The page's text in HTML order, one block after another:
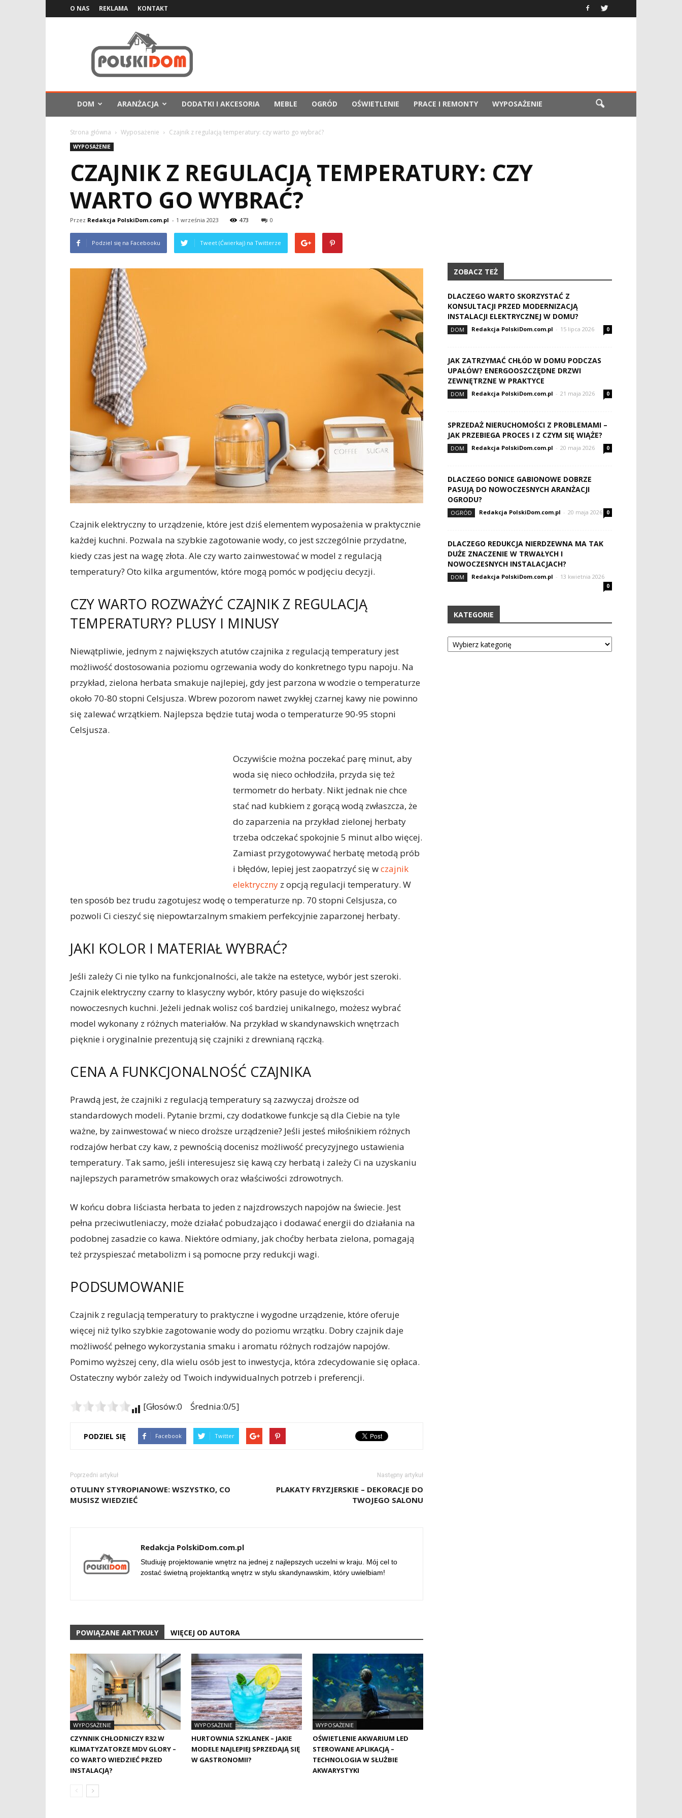
O NAS REKLAMA KONTAKT
DOM ARANŻACJA DODATKI I AKCESORIA MEBLE OGRÓD OŚWIETLENIE PRACE I REMONTY WYPOSAŻENIE
Strona główna Wyposażenie Czajnik z regulacją temperatury: czy warto go wybrać?
WYPOSAŻENIE
CZAJNIK Z REGULACJĄ TEMPERATURY: CZY
WARTO GO WYBRAĆ?
Przez Redakcja PolskiDom.com.pl - 1 września 2023 473 0
Podziel się na Facebooku Tweet (Ćwierkaj) na Twitterze
Czajnik elektryczny to urządzenie, które jest dziś elementem wyposażenia w praktycznie
każdej kuchni. Pozwala na szybkie zagotowanie wody, co jest szczególnie przydatne,
kiedy czas jest na wagę złota. Ale czy warto zainwestować w model z regulacją
temperatury? Oto kilka argumentów, które mogą pomóc w podjęciu decyzji.
CZY WARTO ROZWAŻYĆ CZAJNIK Z REGULACJĄ
TEMPERATURY? PLUSY I MINUSY
Niewątpliwie, jednym z największych atutów czajnika z regulacją temperatury jest
możliwość dostosowania poziomu ogrzewania wody do konkretnego typu napoju. Na
przykład, zielona herbata smakuje najlepiej, gdy jest parzona w wodzie o temperaturze
około 70-80 stopni Celsjusza. Wbrew pozorom nawet zwykłej czarnej kawy nie powinno
się zalewać wrzątkiem. Najlepsza będzie tutaj woda o temperaturze 90-95 stopni
Celsjusza.
Oczywiście można poczekać parę minut, aby
woda się nieco ochłodziła, przyda się też
termometr do herbaty. Nikt jednak nie chce
stać nad kubkiem z gorącą wodą zwłaszcza, że
do zaparzenia na przykład zielonej herbaty
trzeba odczekać spokojnie 5 minut albo więcej.
Zamiast przygotowywać herbatę metodą prób
i błędów, lepiej jest zaopatrzyć się wczajnik
elektryczny z opcją regulacji temperatury. W
ten sposób bez trudu zagotujesz wodę o temperaturze np. 70 stopni Celsjusza, co
pozwoli Ci cieszyć się niepowtarzalnym smakiem perfekcyjnie zaparzonej herbaty.
JAKI KOLOR I MATERIAŁ WYBRAĆ?
Jeśli zależy Ci nie tylko na funkcjonalności, ale także na estetyce, wybór jest szeroki.
Czajnik elektryczny czarny to klasyczny wybór, który pasuje do większości
nowoczesnych kuchni. Jeżeli jednak wolisz coś bardziej unikalnego, możesz wybrać
model wykonany z różnych materiałów. Na przykład w skandynawskich wnętrzach
pięknie i oryginalnie prezentują się czajniki z drewnianą rączką.
CENA A FUNKCJONALNOŚĆ CZAJNIKA
Prawdą jest, że czajniki z regulacją temperatury są zazwyczaj droższe od
standardowych modeli. Pytanie brzmi, czy dodatkowe funkcje są dla Ciebie na tyle
ważne, by zainwestować w nieco droższe urządzenie? Jeśli jesteś miłośnikiem różnych
rodzajów herbat czy kaw, z pewnością docenisz możliwość precyzyjnego ustawienia
temperatury. Tak samo, jeśli interesujesz się kawą czy herbatą i zależy Ci na uzyskaniu
najlepszych parametrów smakowych oraz właściwości zdrowotnych.
W końcu dobra liściasta herbata to jeden z najzdrowszych napojów na świecie. Jest
pełna przeciwutleniaczy, może działać pobudzająco i dodawać energii do działania na
podobnej zasadzie co kawa. Niektóre odmiany, jak choćby herbata zielona, pomagają
też przyspieszać metabolizm i są pomocne przy redukcji wagi.
PODSUMOWANIE
Czajnik z regulacją temperatury to praktyczne i wygodne urządzenie, które oferuje
więcej niż tylko szybkie zagotowanie wody do poziomu wrzątku. Dobry czajnik daje
możliwość pełnego wykorzystania smaku i aromatu różnych rodzajów napojów.
Pomimo wyższej ceny, dla wielu osób jest to inwestycja, która zdecydowanie się opłaca.
Ostateczny wybór zależy od Twoich indywidualnych potrzeb i preferencji.
[Głosów:0 Średnia:0/5]
PODZIEL SIĘ Facebook Twitter
Poprzedni artykuł
OTULINY STYROPIANOWE: WSZYSTKO, CO
MUSISZ WIEDZIEĆ
Następny artykuł
PLAKATY FRYZJERSKIE – DEKORACJE DO
TWOJEGO SALONU
Redakcja PolskiDom.com.pl
Studiuję projektowanie wnętrz na jednej z najlepszych uczelni w kraju. Mój cel to
zostać świetną projektantką wnętrz w stylu skandynawskim, który uwielbiam!
POWIĄZANE ARTYKUŁY WIĘCEJ OD AUTORA
WYPOSAŻENIE
CZYNNIK CHŁODNICZY R32 W
KLIMATYZATORZE MDV GLORY –
CO WARTO WIEDZIEĆ PRZED
INSTALACJĄ?
WYPOSAŻENIE
HURTOWNIA SZKLANEK – JAKIE
MODELE NAJLEPIEJ SPRZEDAJĄ SIĘ
W GASTRONOMII?
WYPOSAŻENIE
OŚWIETLENIE AKWARIUM LED
STEROWANE APLIKACJĄ –
TECHNOLOGIA W SŁUŻBIE
AKWARYSTYKI
ZOBACZ TEŻ
DLACZEGO WARTO SKORZYSTAĆ Z
KONSULTACJI PRZED MODERNIZACJĄ
INSTALACJI ELEKTRYCZNEJ W DOMU?
DOM Redakcja PolskiDom.com.pl - 15 lipca 2026 0
JAK ZATRZYMAĆ CHŁÓD W DOMU PODCZAS
UPAŁÓW? ENERGOOSZCZĘDNE DRZWI
ZEWNĘTRZNE W PRAKTYCE
DOM Redakcja PolskiDom.com.pl - 21 maja 2026 0
SPRZEDAŻ NIERUCHOMOŚCI Z PROBLEMAMI –
JAK PRZEBIEGA PROCES I Z CZYM SIĘ WIĄŻE?
DOM Redakcja PolskiDom.com.pl - 20 maja 2026 0
DLACZEGO DONICE GABIONOWE DOBRZE
PASUJĄ DO NOWOCZESNYCH ARANŻACJI
OGRODU?
OGRÓD Redakcja PolskiDom.com.pl - 20 maja 2026 0
DLACZEGO REDUKCJA NIERDZEWNA MA TAK
DUŻE ZNACZENIE W TRWAŁYCH I
NOWOCZESNYCH INSTALACJACH?
DOM Redakcja PolskiDom.com.pl - 13 kwietnia 2026
0
KATEGORIE
Kategorie